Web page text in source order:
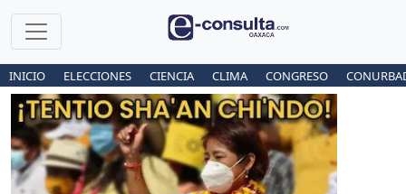
INICIO ELECCIONES CIENCIA CLIMA CONGRESO